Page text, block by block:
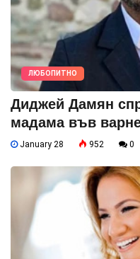
ЛЮБОПИТНО
Диджей Дамян
мадама във
January 28 952 0